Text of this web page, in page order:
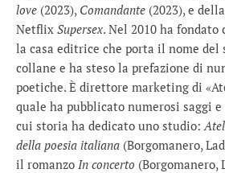
love (2023), Comandante (2023), e
Netflix Supersex. Nel 2010 ha
la casa editrice che porta il nome del
collane e ha steso la prefazione di
poetiche. È direttore marketing di
quale ha pubblicato numerosi saggi
cui storia ha dedicato uno studio:
della poesia italiana (Borgomanero,
il romanzo In concerto (Borgomanero,